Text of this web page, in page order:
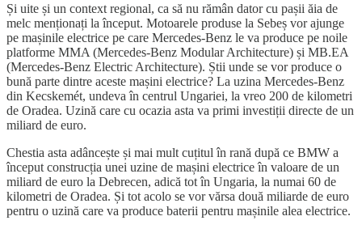
Și uite și un context regional, ca să nu rămân dator cu pașii ăia de
melc menționați la început. Motoarele produse la Sebeș vor ajunge
pe mașinile electrice pe care Mercedes-Benz le va produce pe noile
platforme MMA (Mercedes-Benz Modular Architecture) și MB.EA
(Mercedes-Benz Electric Architecture). Știi unde se vor produce o
bună parte dintre aceste mașini electrice? La uzina Mercedes-Benz
din Kecskemét, undeva în centrul Ungariei, la vreo 200 de kilometri
de Oradea. Uzină care cu ocazia asta va primi investiții directe de un
miliard de euro.
Chestia asta adâncește și mai mult cuțitul în rană după ce BMW a
început construcția unei uzine de mașini electrice în valoare de un
miliard de euro la Debrecen, adică tot în Ungaria, la numai 60 de
kilometri de Oradea. Și tot acolo se vor vărsa două miliarde de euro
pentru o uzină care va produce baterii pentru mașinile alea electrice.